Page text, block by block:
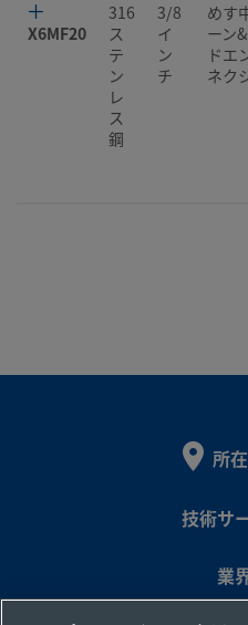
X6MF20
316
ス
テ
ン
レ
ス
鋼
3/8
イ
ン
チ
めす
ーン
ドエ
ネク
所
技術サ
業